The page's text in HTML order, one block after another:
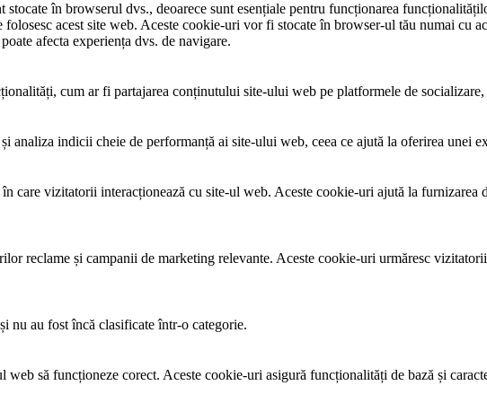
în browserul dvs., deoarece sunt esențiale pentru funcționarea
acest site web. Aceste cookie-uri vor fi stocate în browser-ul tău numai cu
afecta experiența dvs. de navigare.
cum ar fi partajarea conținutului site-ului web pe platformele de
analiza indicii cheie de performanță ai site-ului web, ceea ce ajută la oferirea unei
care vizitatorii interacționează cu site-ul web. Aceste cookie-uri ajută la
reclame și campanii de marketing relevante. Aceste cookie-uri urmăresc
nu au fost încă clasificate într-o categorie.
web să funcționeze corect. Aceste cookie-uri asigură funcționalități de bază și